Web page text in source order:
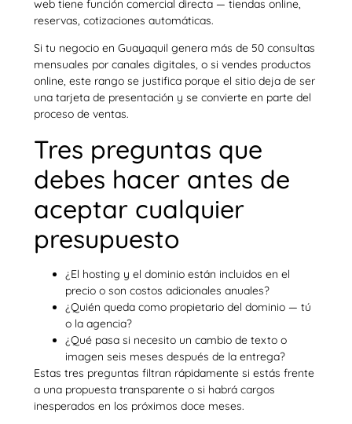
web tiene función comercial directa — tiendas online,
reservas, cotizaciones automáticas.
Si tu negocio en Guayaquil genera más de 50 consultas
mensuales por canales digitales, o si vendes productos
online, este rango se justifica porque el sitio deja de ser
una tarjeta de presentación y se convierte en parte del
proceso de ventas.
Tres preguntas que
debes hacer antes de
aceptar cualquier
presupuesto
¿El hosting y el dominio están incluidos en el
precio o son costos adicionales anuales?
¿Quién queda como propietario del dominio — tú
o la agencia?
¿Qué pasa si necesito un cambio de texto o
imagen seis meses después de la entrega?
Estas tres preguntas filtran rápidamente si estás frente
a una propuesta transparente o si habrá cargos
inesperados en los próximos doce meses.